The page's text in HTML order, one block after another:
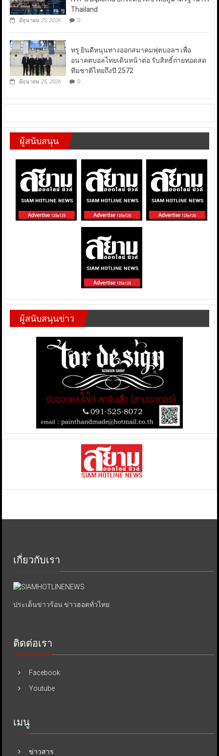
Thailand
มิถุนายน 25, 2026 0
ทรู ยินดีหนุนทางออกสมาคมฟุตบอลฯ เพื่อ
อนาคตบอลไทยเดินหน้าต่อ รับสิทธิ์ถ่ายทอดสด
ทีมชาติไทยถึงปี 2572
มิถุนายน 25, 2026 0
ผู้สนับสนุน
ผู้สนับสนุนข่าว
เกี่ยวกับเรา
ประเด็นข่าวร้อน ข่าวฮอตทั่วไทย.
ติดต่อเรา
Facebook
Youtube
เมนู
ข่าวสาร